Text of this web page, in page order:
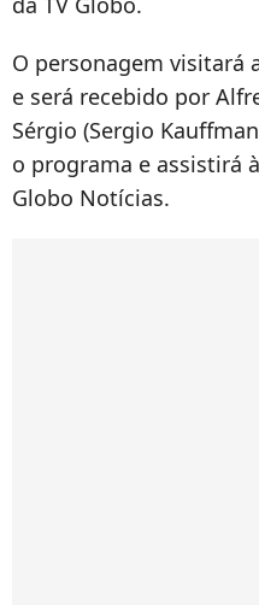
O personagem visitará
e será recebido por
Sérgio (Sergio
o programa e assistirá
Globo Notícias.